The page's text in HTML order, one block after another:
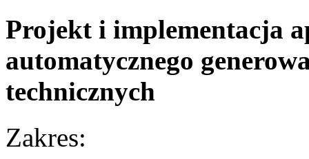
Projekt i implementacja
automatycznego
technicznych
Zakres: